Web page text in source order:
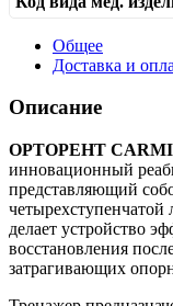
Общее
Доставка и
Описание
ОРТОРЕНТ
инновационный
представляющий
делает устройство
восстановления
затрагивающих